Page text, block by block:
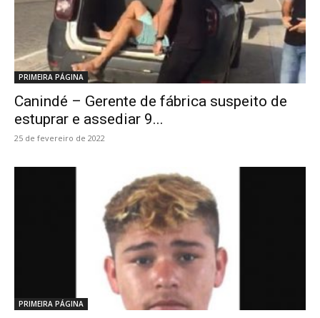
PRIMEIRA PÁGINA
Canindé – Gerente de fábrica suspeito de
estuprar e assediar 9...
25 de fevereiro de 2022
PRIMEIRA PÁGINA